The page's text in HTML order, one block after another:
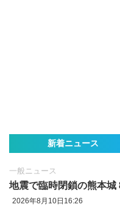
新着ニュース
一般ニュース
地震で臨時閉鎖の熊本
2026年8月10日16:26